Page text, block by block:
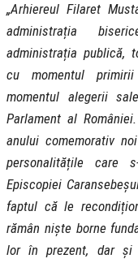
„Arhiereul Filaret
administrația
administrația publică,
cu momentul
momentul alegerii
Parlament al
anului comemorativ
personalitățile care
Episcopiei
faptul că le
rămân niște borne
lor în prezent, dar și